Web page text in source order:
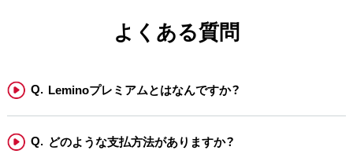
よくある質問
Leminoプレミアムとはなんですか？
どのような支払方法がありますか？